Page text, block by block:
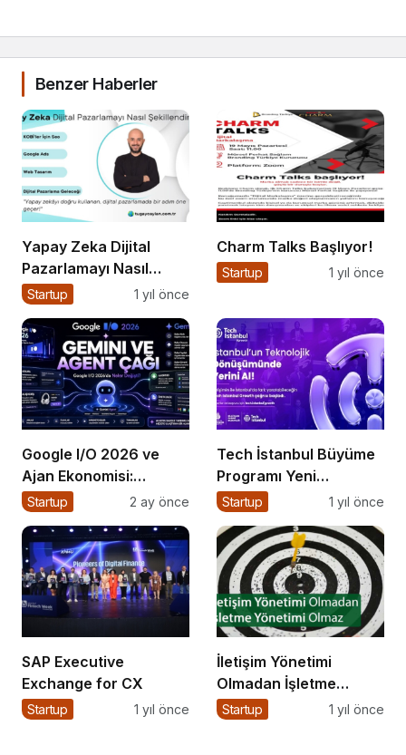
Benzer Haberler
Yapay Zeka Dijital
Pazarlamayı Nasıl
Şekillendiriyor?
Startup 1 yıl önce
Charm Talks Başlıyor!
Startup 1 yıl önce
Google I/O 2026 ve
Ajan Ekonomisi:
Girişimcinin Yeni Rakibi
Startup 2 ay önce
Tech İstanbul Büyüme
Programı Yeni
Başvurulara Kapılarını
Startup 1 yıl önce
SAP Executive
Exchange for CX
Startup 1 yıl önce
İletişim Yönetimi
Olmadan İşletme
Yönetimi Olmaz
Startup 1 yıl önce